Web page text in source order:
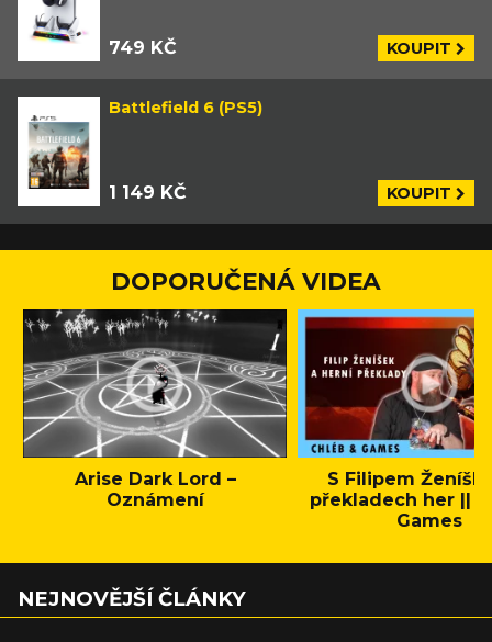
749 KČ KOUPIT
Battlefield 6 (PS5)
1 149 KČ KOUPIT
DOPORUČENÁ VIDEA
Arise Dark Lord –
Oznámení
S Filipem
překladech her ||
Games
NEJNOVĚJŠÍ ČLÁNKY